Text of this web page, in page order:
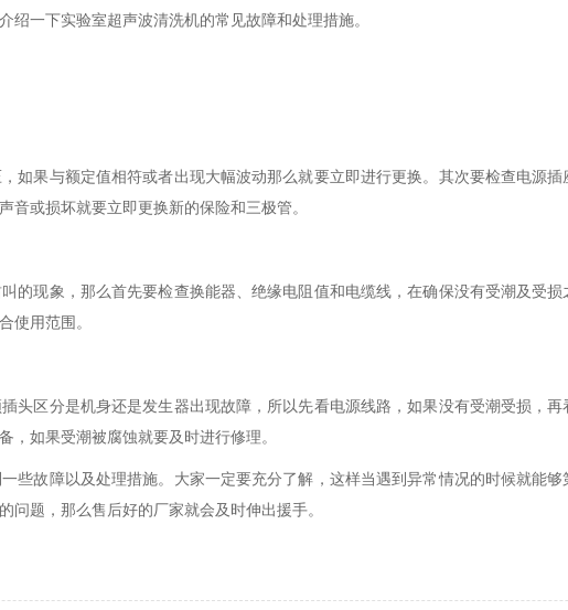
一下实验室超声波清洗机的常见故障和处理措施。
如果与额定值相符或者出现大幅波动那么就要立即进行更换。其次要检查电源
或损坏就要立即更换新的保险和三极管。
的现象，那么首先要检查换能器、绝缘电阻值和电缆线，在确保没有受潮及受
使用范围。
头区分是机身还是发生器出现故障，所以先看电源线路，如果没有受潮受损，
如果受潮被腐蚀就要及时进行修理。
些故障以及处理措施。大家一定要充分了解，这样当遇到异常情况的时候就能
题，那么售后好的厂家就会及时伸出援手。